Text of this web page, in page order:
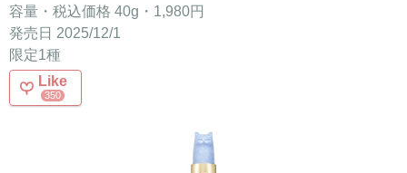
容量・税込価格 40g・1,980円
発売日 2025/12/1
限定1種
Like
350